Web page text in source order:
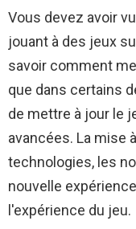
Vous devez avoir
jouant à des jeux
savoir comment
que dans certains
de mettre à jour le
avancées. La mise
technologies, les
nouvelle
l'expérience du jeu.